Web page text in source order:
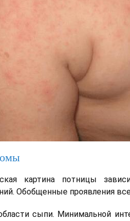
картина потницы
Обобщенные проявления
сыпи. Минимальной